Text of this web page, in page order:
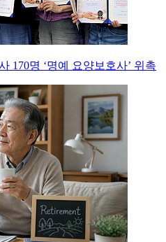
170명 ‘명예 요양보호사’ 위촉